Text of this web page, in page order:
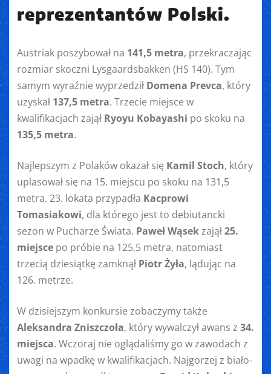
reprezentantów Polski.
Austriak poszybował na 141,5 metra, przekraczając
rozmiar skoczni Lysgaardsbakken (HS 140). Tym
samym wyraźnie wyprzedził Domena Prevca, który
uzyskał 137,5 metra. Trzecie miejsce w
kwalifikacjach zajął Ryoyu Kobayashi po skoku na
135,5 metra.
Najlepszym z Polaków okazał się Kamil Stoch, który
uplasował się na 15. miejscu po skoku na 131,5
metra. 23. lokata przypadła Kacprowi
Tomasiakowi, dla którego jest to debiutancki
sezon w Pucharze Świata. Paweł Wąsekzajął25.
miejsce po próbie na 125,5 metra, natomiast
trzecią dziesiątkę zamknął Piotr Żyła, lądując na
126. metrze.
W dzisiejszym konkursie zobaczymy także
Aleksandra Zniszczoła, który wywalczył awans z 34.
miejsca. Wczoraj nie oglądaliśmy go w zawodach z
uwagi na wpadkę w kwalifikacjach. Najgorzej z biało-